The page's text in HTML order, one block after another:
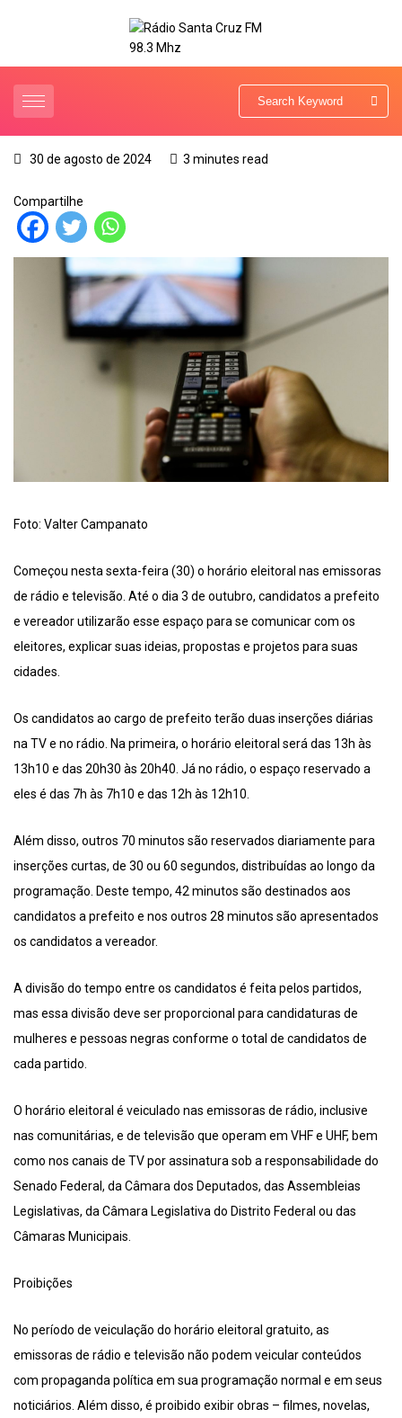
30 de agosto de 2024 3 minutes read
Compartilhe
Foto: Valter Campanato
Começou nesta sexta-feira (30) o horário eleitoral nas emissoras
de rádio e televisão. Até o dia 3 de outubro, candidatos a prefeito
e vereador utilizarão esse espaço para se comunicar com os
eleitores, explicar suas ideias, propostas e projetos para suas
cidades.
Os candidatos ao cargo de prefeito terão duas inserções diárias
na TV e no rádio. Na primeira, o horário eleitoral será das 13h às
13h10 e das 20h30 às 20h40. Já no rádio, o espaço reservado a
eles é das 7h às 7h10 e das 12h às 12h10.
Além disso, outros 70 minutos são reservados diariamente para
inserções curtas, de 30 ou 60 segundos, distribuídas ao longo da
programação. Deste tempo, 42 minutos são destinados aos
candidatos a prefeito e nos outros 28 minutos são apresentados
os candidatos a vereador.
A divisão do tempo entre os candidatos é feita pelos partidos,
mas essa divisão deve ser proporcional para candidaturas de
mulheres e pessoas negras conforme o total de candidatos de
cada partido.
O horário eleitoral é veiculado nas emissoras de rádio, inclusive
nas comunitárias, e de televisão que operam em VHF e UHF, bem
como nos canais de TV por assinatura sob a responsabilidade do
Senado Federal, da Câmara dos Deputados, das Assembleias
Legislativas, da Câmara Legislativa do Distrito Federal ou das
Câmaras Municipais.
Proibições
No período de veiculação do horário eleitoral gratuito, as
emissoras de rádio e televisão não podem veicular conteúdos
com propaganda política em sua programação normal e em seus
noticiários. Além disso, é proibido exibir obras – filmes, novelas,